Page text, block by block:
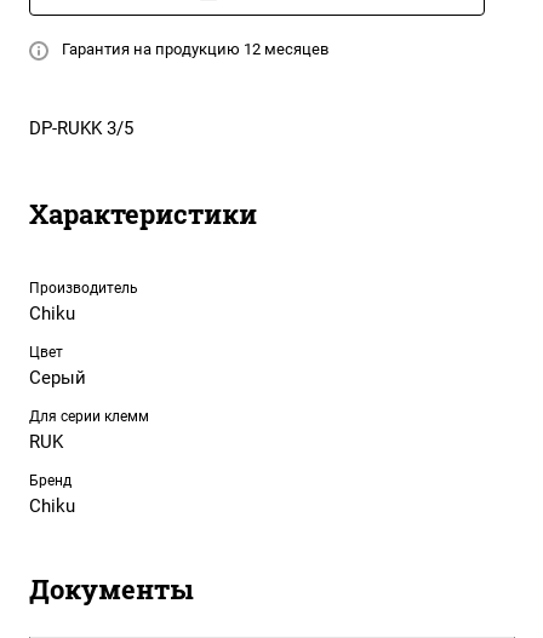
Гарантия на продукцию 12 месяцев
DP-RUKK 3/5
Характеристики
Производитель
Chiku
Цвет
Серый
Для серии клемм
RUK
Бренд
Chiku
Документы